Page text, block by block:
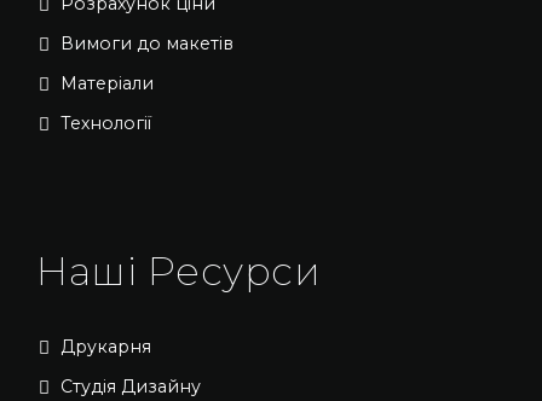
Вимоги до макетів
Матеріали
Технології
Наші Ресурси
Друкарня
Студія Дизайну